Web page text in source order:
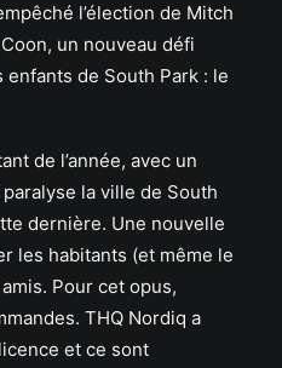
l’élection de Mitch
un nouveau défi
de South Park : le
de l’année, avec un
la ville de South
dernière. Une nouvelle
les habitants (et même le
Pour cet opus,
THQ Nordiq a
et ce sont